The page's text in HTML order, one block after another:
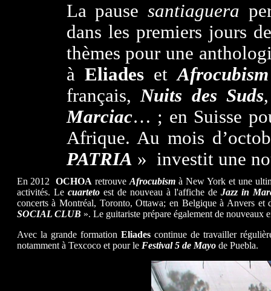
La pausesantiaguera
dans les premiers jours
thèmes pour une
à EliadesetAfrocubism
français,Nuits des Suds,
Marciac… ; en Suisse
Afrique. Au mois
PATRIA » investit une
En 2012OCHOA retrouveAfrocubism à New York et une
activités. Le cuartetoest de nouveau à l'affiche de Jazz in
concerts à Montréal, Toronto, Ottawa; en Belgique à Anvers
SOCIAL CLUB ». Le guitariste prépare également de nouveaux
Avec la grande formation Eliadescontinue de travailler
notamment à Texcoco et pour le Festival 5 de Mayode Puebla.